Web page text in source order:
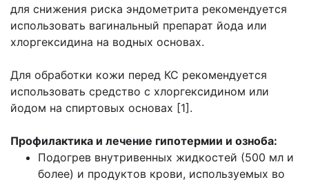
для снижения риска эндометрита рекомендуется
использовать вагинальный препарат йода или
хлоргексидина на водных основах.
Для обработки кожи перед КС рекомендуется
использовать средство с хлоргексидином или
йодом на спиртовых основах [1].
Профилактика и лечение гипотермии и озноба:
Подогрев внутривенных жидкостей (500 мл и
более) и продуктов крови, используемых во